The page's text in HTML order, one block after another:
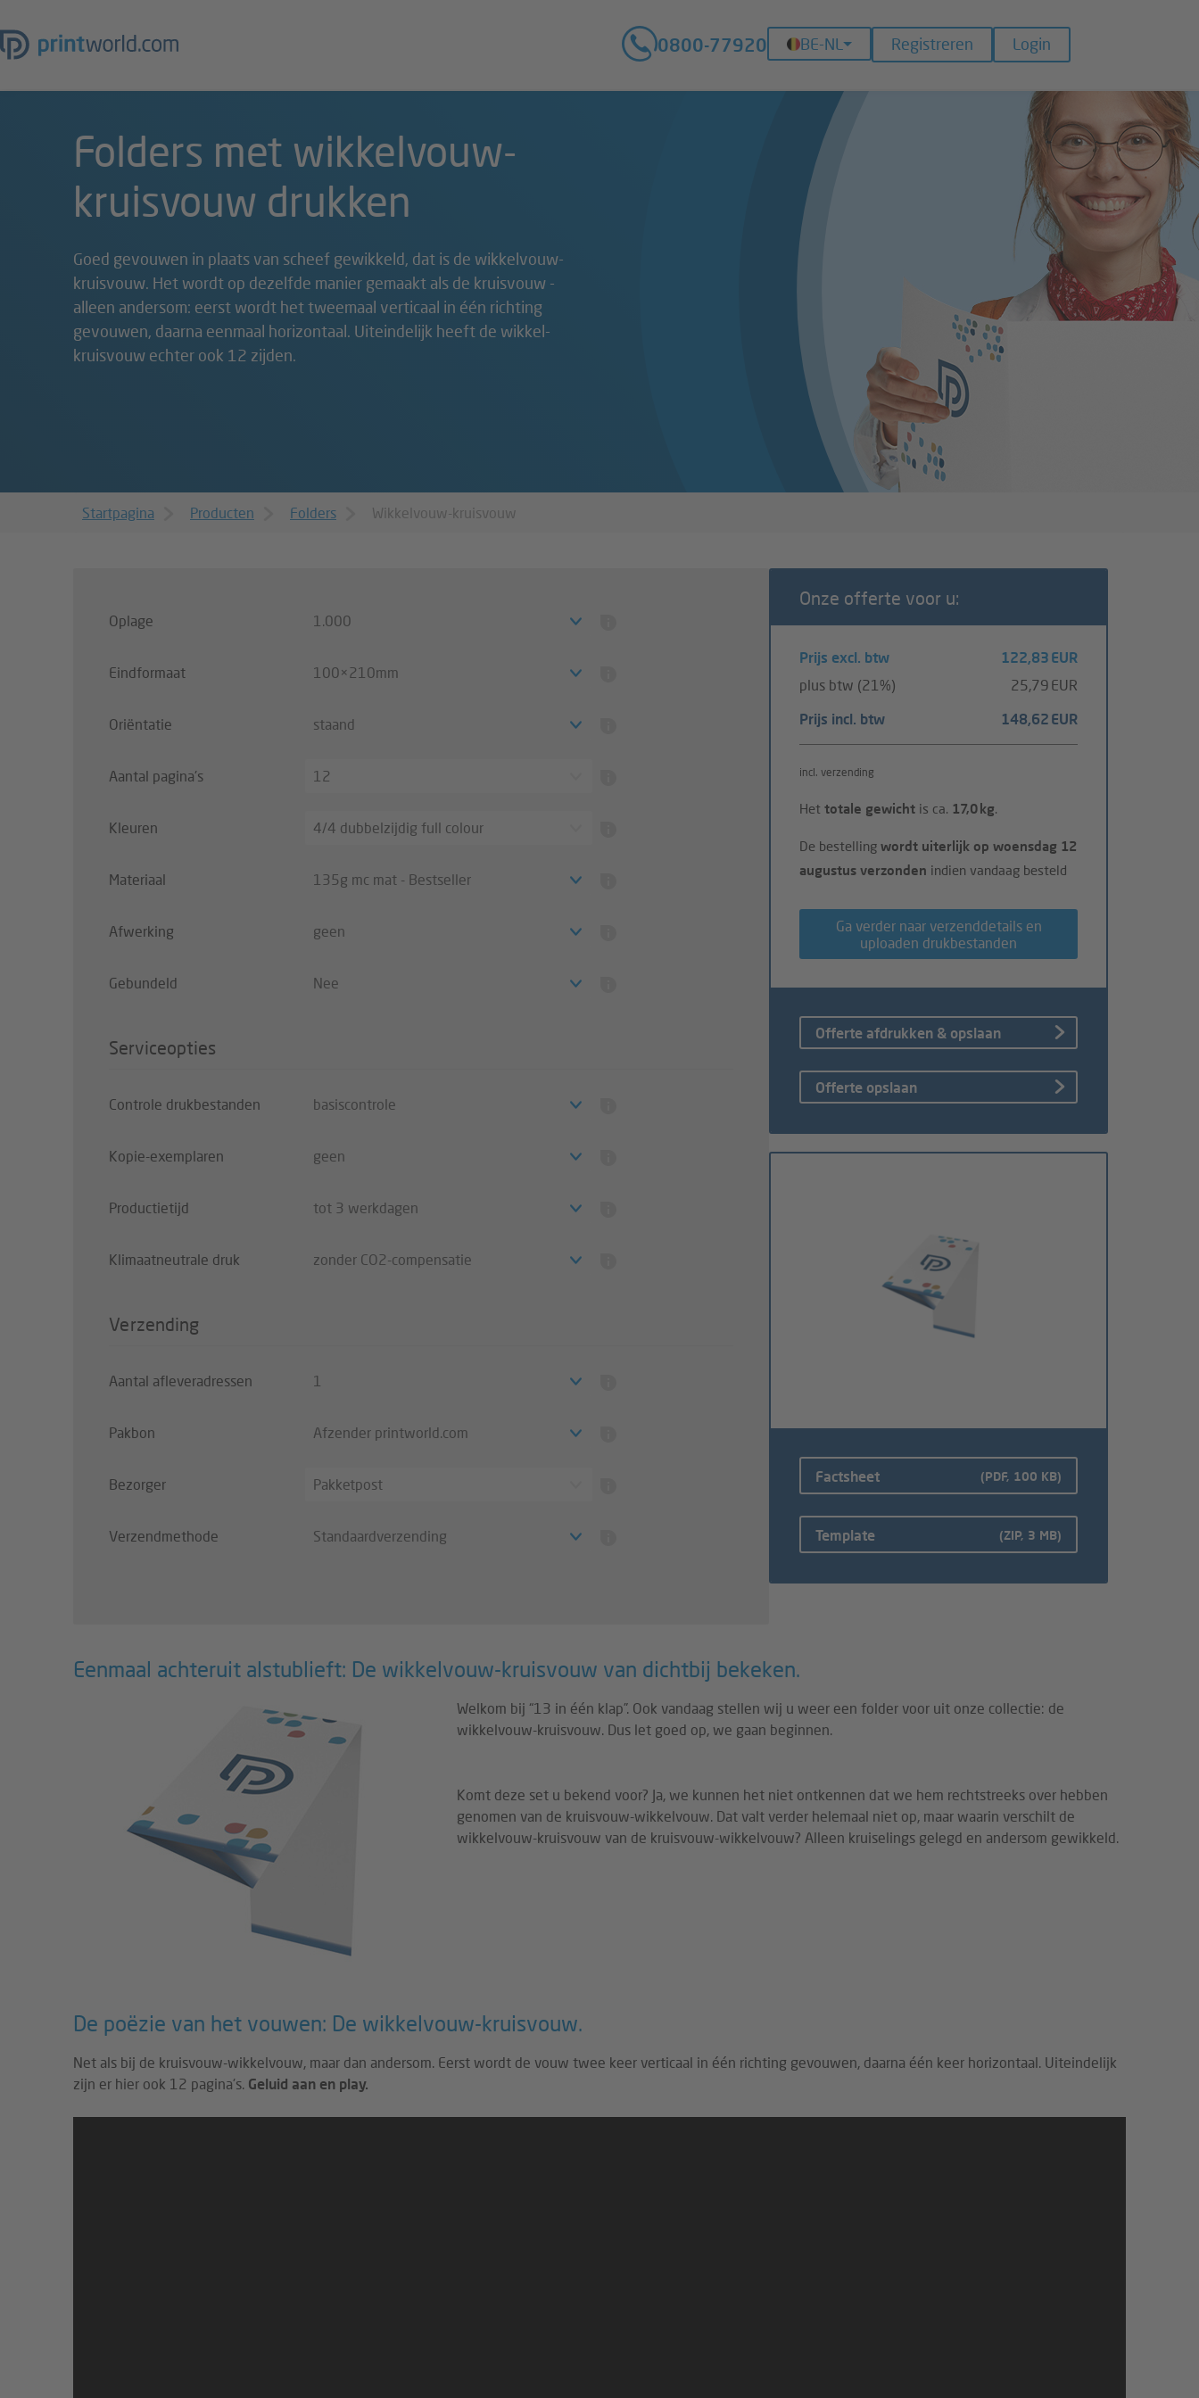
0800-77920 BE-NL Registreren Login
Folders met wikkelvouw-
kruisvouw drukken
Goed gevouwen in plaats van scheef gewikkeld, dat is de wikkelvouw-
kruisvouw. Het wordt op dezelfde manier gemaakt als de kruisvouw -
alleen andersom: eerst wordt het tweemaal verticaal in één richting
gevouwen, daarna eenmaal horizontaal. Uiteindelijk heeft de wikkel-
kruisvouw echter ook 12 zijden.
Startpagina Producten Folders Wikkelvouw-kruisvouw
Oplage 1.000
Eindformaat 100×210mm
Oriëntatie staand
Aantal pagina's 12
Kleuren 4/4 dubbelzijdig full colour
Materiaal 135g mc mat - Bestseller
Afwerking geen
Gebundeld Nee
Serviceopties
Controle drukbestanden basiscontrole
Kopie-exemplaren geen
Productietijd tot 3 werkdagen
Klimaatneutrale druk zonder CO2-compensatie
Verzending
Aantal afleveradressen 1
Pakbon Afzender printworld.com
Bezorger Pakketpost
Verzendmethode Standaardverzending
Onze offerte voor u:
Prijs excl. btw
122,83 EUR
plus btw (21%)
25,79 EUR
Prijs incl. btw
148,62 EUR
incl. verzending
Het totale gewicht is ca. 17,0 kg.
De bestelling wordt uiterlijk op woensdag 12
augustus verzonden indien vandaag besteld
Ga verder naar verzenddetails en
uploaden drukbestanden
Offerte afdrukken & opslaan
Offerte opslaan
Factsheet (PDF, 100 KB)
Template (ZIP, 3 MB)
Eenmaal achteruit alstublieft: De wikkelvouw-kruisvouw van dichtbij bekeken.
Welkom bij “13 in één klap”. Ook vandaag stellen wij u weer een folder voor uit onze collectie: de
wikkelvouw-kruisvouw. Dus let goed op, we gaan beginnen.
Komt deze set u bekend voor? Ja, we kunnen het niet ontkennen dat we hem rechtstreeks over hebben
genomen van de kruisvouw-wikkelvouw. Dat valt verder helemaal niet op, maar waarin verschilt de
wikkelvouw-kruisvouw van de kruisvouw-wikkelvouw? Alleen kruiselings gelegd en andersom gewikkeld.
De poëzie van het vouwen: De wikkelvouw-kruisvouw.
Net als bij de kruisvouw-wikkelvouw, maar dan andersom. Eerst wordt de vouw twee keer verticaal in één richting gevouwen, daarna één keer horizontaal. Uiteindelijk
zijn er hier ook 12 pagina's. Geluid aan en play.